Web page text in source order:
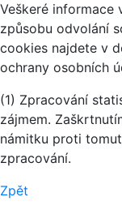
Veškeré informace
způsobu odvolání
cookies najdete v
ochrany osobních
(1) Zpracování
zájmem.
námitku proti
zpracování.
Zpět